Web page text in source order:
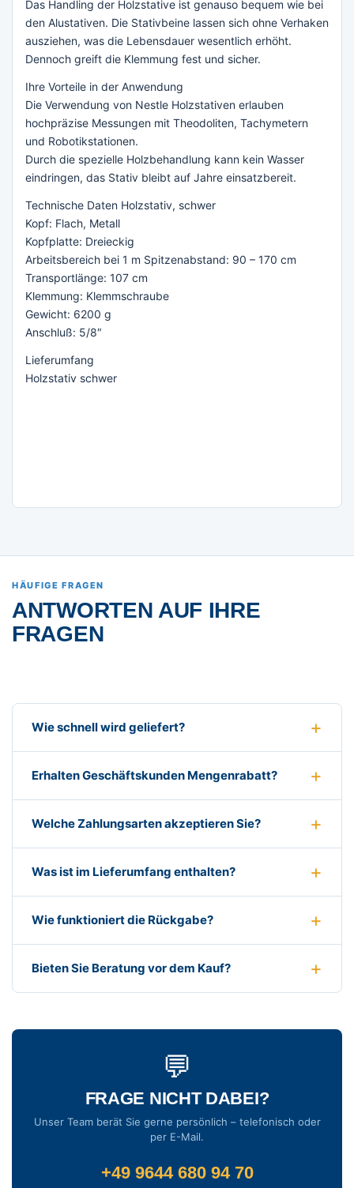
Das Handling der Holzstative ist genauso bequem wie bei
den Alustativen. Die Stativbeine lassen sich ohne Verhaken
ausziehen, was die Lebensdauer wesentlich erhöht.
Dennoch greift die Klemmung fest und sicher.
Ihre Vorteile in der Anwendung
Die Verwendung von Nestle Holzstativen erlauben
hochpräzise Messungen mit Theodoliten, Tachymetern
und Robotikstationen.
Durch die spezielle Holzbehandlung kann kein Wasser
eindringen, das Stativ bleibt auf Jahre einsatzbereit.
Technische Daten Holzstativ, schwer
Kopf: Flach, Metall
Kopfplatte: Dreieckig
Arbeitsbereich bei 1 m Spitzenabstand: 90 – 170 cm
Transportlänge: 107 cm
Klemmung: Klemmschraube
Gewicht: 6200 g
Anschluß: 5/8″
Lieferumfang
Holzstativ schwer
HÄUFIGE FRAGEN
ANTWORTEN AUF IHRE
FRAGEN
Wie schnell wird geliefert?
Erhalten Geschäftskunden Mengenrabatt?
Welche Zahlungsarten akzeptieren Sie?
Was ist im Lieferumfang enthalten?
Wie funktioniert die Rückgabe?
Bieten Sie Beratung vor dem Kauf?
💬
FRAGE NICHT DABEI?
Unser Team berät Sie gerne persönlich – telefonisch oder
per E-Mail.
+49 9644 680 94 70